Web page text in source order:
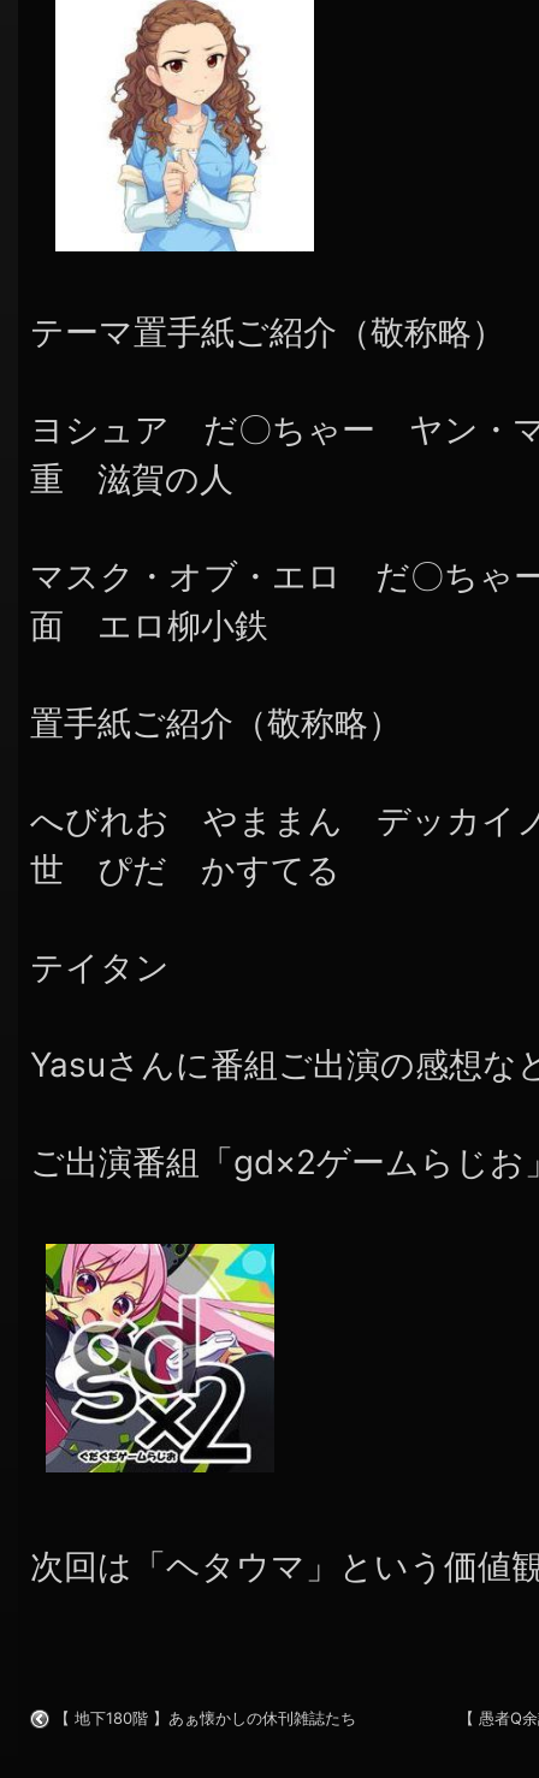
テーマ置手紙ご紹介（敬称略）
ヨシュア だ〇ちゃー ヤン・
重 滋賀の人
マスク・オブ・エロ だ〇ち
面 エロ柳小鉄
置手紙ご紹介（敬称略）
へびれお やままん デッカイ
世 ぴだ かすてる
テイタン
Yasuさんに番組ご出演の感想な
ご出演番組「gd×2ゲームらじお
次回は「ヘタウマ」という価値
【 地下180階 】あぁ懐かしの休刊雑誌たち 【 愚者Q